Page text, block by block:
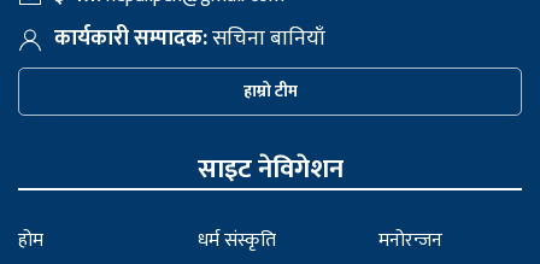
कार्यकारी सम्पादक:सचिना बानियाँ
हाम्रो टीम
साइट नेविगेशन
होम
धर्म संस्कृति
मनोरन्जन